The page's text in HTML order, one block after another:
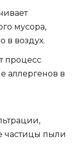
мусора,
в воздух.
процесс
аллергенов в
частицы пыли